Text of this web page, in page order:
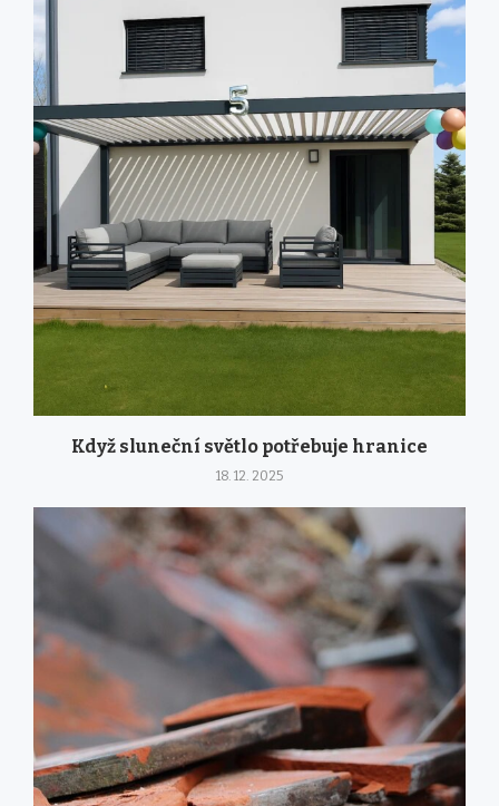
Když sluneční světlo potřebuje hranice
18. 12. 2025